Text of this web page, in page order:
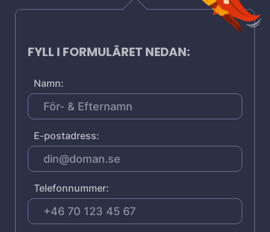
FYLL I FORMULÄRET NEDAN:
Namn:
E-postadress:
Telefonnummer: